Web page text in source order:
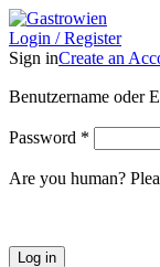
Login / Register
Sign inCreate an
Benutzername oder
Password *
Are you human?
Log in